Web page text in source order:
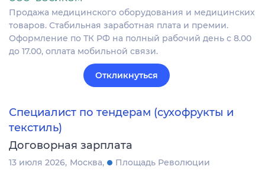
Продажа медицинского оборудования и медицинских
товаров. Стабильная заработная плата и премии.
Оформление по ТК РФ на полный рабочий день с 8.00
до 17.00, оплата мобильной связи.
Откликнуться
Специалист по тендерам (сухофрукты и
текстиль)
Договорная зарплата
13 июля 2026 Москва
Площадь Революции